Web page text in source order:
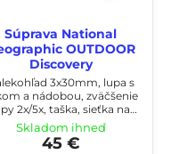
Súprava National
OUTDOOR
Discovery
3x30mm, lupa s
a nádobou, zväčšenie
2x/5x, taška, sieťka na
chytenie hmyzu
Skladom ihneď
45 €